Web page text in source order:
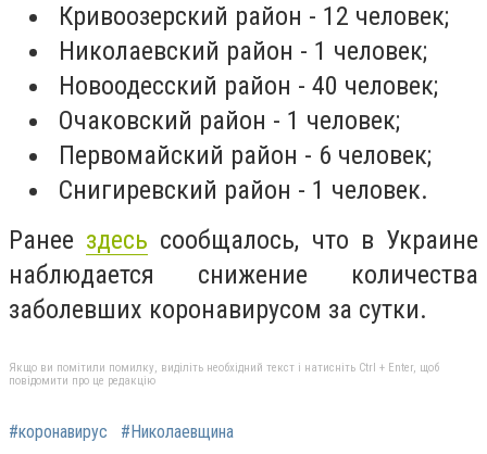
Кривоозерский район - 12 человек;
Николаевский район - 1 человек;
Новоодесский район - 40 человек;
Очаковский район - 1 человек;
Первомайский район - 6 человек;
Снигиревский район - 1 человек.
Ранее здесь сообщалось, что в Украине
наблюдается снижение количества
заболевших коронавирусом за сутки.
Якщо ви помітили помилку, виділіть необхідний текст і натисніть Ctrl + Enter, щоб
повідомити про це редакцію
#коронавирус #Николаевщина